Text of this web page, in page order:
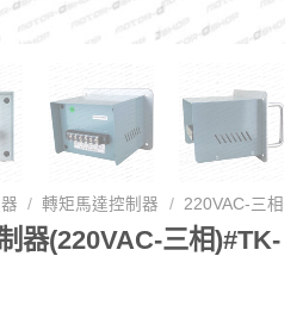
/ 轉矩馬達控制器 / 220VAC-三相
器(220VAC-三相)#TK-